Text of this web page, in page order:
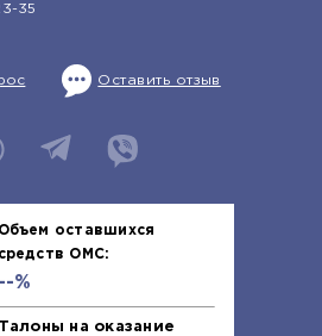
35
Оставить отзыв
Объем оставшихся
средств ОМС:
--%
Талоны на оказание